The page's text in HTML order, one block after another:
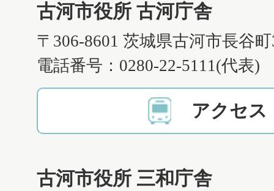
古河市役所 古河庁舎
〒306-8601 茨城県古河市長谷
電話番号：0280-22-5111(代表)
アクセス
古河市役所 三和庁舎